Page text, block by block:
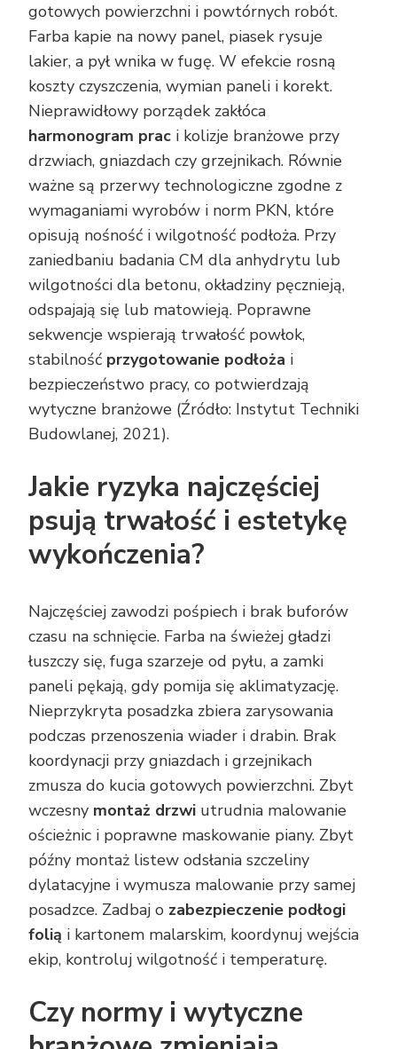
gotowych powierzchni i powtórnych robót.
Farba kapie na nowy panel, piasek rysuje
lakier, a pył wnika w fugę. W efekcie rosną
koszty czyszczenia, wymian paneli i korekt.
Nieprawidłowy porządek zakłóca
harmonogram prac i kolizje branżowe przy
drzwiach, gniazdach czy grzejnikach. Równie
ważne są przerwy technologiczne zgodne z
wymaganiami wyrobów i norm PKN, które
opisują nośność i wilgotność podłoża. Przy
zaniedbaniu badania CM dla anhydrytu lub
wilgotności dla betonu, okładziny pęcznieją,
odspajają się lub matowieją. Poprawne
sekwencje wspierają trwałość powłok,
stabilność przygotowanie podłoża i
bezpieczeństwo pracy, co potwierdzają
wytyczne branżowe (Źródło: Instytut Techniki
Budowlanej, 2021).
Jakie ryzyka najczęściej
psują trwałość i estetykę
wykończenia?
Najczęściej zawodzi pośpiech i brak buforów
czasu na schnięcie. Farba na świeżej gładzi
łuszczy się, fuga szarzeje od pyłu, a zamki
paneli pękają, gdy pomija się aklimatyzację.
Nieprzykryta posadzka zbiera zarysowania
podczas przenoszenia wiader i drabin. Brak
koordynacji przy gniazdach i grzejnikach
zmusza do kucia gotowych powierzchni. Zbyt
wczesny montaż drzwi utrudnia malowanie
ościeżnic i poprawne maskowanie piany. Zbyt
późny montaż listew odsłania szczeliny
dylatacyjne i wymusza malowanie przy samej
posadzce. Zadbaj o zabezpieczenie podłogi
folią i kartonem malarskim, koordynuj wejścia
ekip, kontroluj wilgotność i temperaturę.
Czy normy i wytyczne